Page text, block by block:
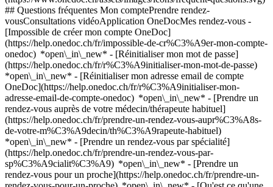
## Questions fréquentes Mon comptePrendre rendez-
vousConsultations vidéoApplication OneDocMes rendez-vous -
[Impossible de créer mon compte OneDoc]
(https://help.onedoc.ch/fr/impossible-de-cr%C3%A9er-mon-compte-
onedoc) *open\_in\_new* - [Réinitialiser mon mot de passe]
(https://help.onedoc.ch/fr/r%C3%A9initialiser-mon-mot-de-passe)
*open\_in\_new* - [Réinitialiser mon adresse email de compte
OneDoc](https://help.onedoc.ch/fr/r%C3%A9initialiser-mon-
adresse-email-de-compte-onedoc) *open\_in\_new* - [Prendre un
rendez-vous auprès de votre médecin/thérapeute habituel]
(https://help.onedoc.ch/fr/prendre-un-rendez-vous-aupr%C3%A8s-
de-votre-m%C3%A9decin/th%C3%A9rapeute-habituel)
*open\_in\_new* - [Prendre un rendez-vous par spécialité]
(https://help.onedoc.ch/fr/prendre-un-rendez-vous-par-
sp%C3%A9cialit%C3%A9) *open\_in\_new* - [Prendre un
rendez-vous pour un proche](https://help.onedoc.ch/fr/prendre-un-